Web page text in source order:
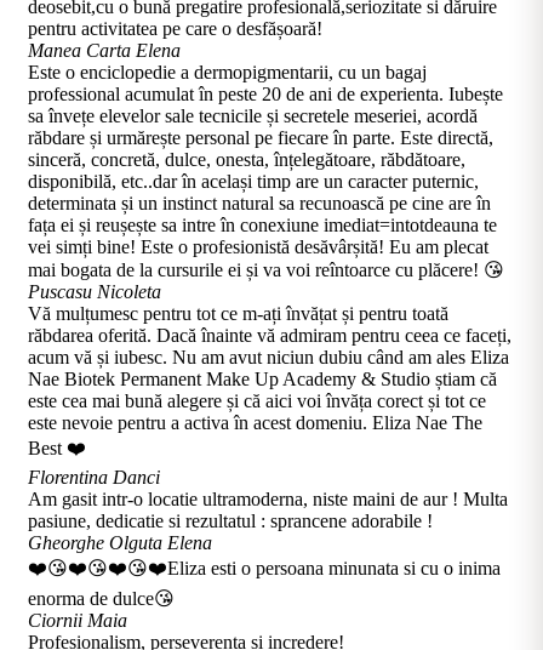
deosebit,cu o bună pregatire profesională,seriozitate si dăruire
pentru activitatea pe care o desfășoară!
Manea Carta Elena
Este o enciclopedie a dermopigmentarii, cu un bagaj
professional acumulat în peste 20 de ani de experienta. Iubește
sa învețe elevelor sale tecnicile și secretele meseriei, acordă
răbdare și urmărește personal pe fiecare în parte. Este directă,
sinceră, concretă, dulce, onesta, înțelegătoare, răbdătoare,
disponibilă, etc..dar în același timp are un caracter puternic,
determinata și un instinct natural sa recunoască pe cine are în
fața ei și reușește sa intre în conexiune imediat=intotdeauna te
vei simți bine! Este o profesionistă desăvârșită! Eu am plecat
mai bogata de la cursurile ei și va voi reîntoarce cu plăcere! 😘
Puscasu Nicoleta
Vă mulțumesc pentru tot ce m-ați învățat și pentru toată
răbdarea oferită. Dacă înainte vă admiram pentru ceea ce faceți,
acum vă și iubesc. Nu am avut niciun dubiu când am ales Eliza
Nae Biotek Permanent Make Up Academy & Studio știam că
este cea mai bună alegere și că aici voi învăța corect și tot ce
este nevoie pentru a activa în acest domeniu. Eliza Nae The
Best ❤️
Florentina Danci
Am gasit intr-o locatie ultramoderna, niste maini de aur ! Multa
pasiune, dedicatie si rezultatul : sprancene adorabile !
Gheorghe Olguta Elena
❤️😘❤️😘❤️😘❤️Eliza esti o persoana minunata si cu o inima
enorma de dulce😘
Ciornii Maia
Profesionalism, perseverenta si incredere!